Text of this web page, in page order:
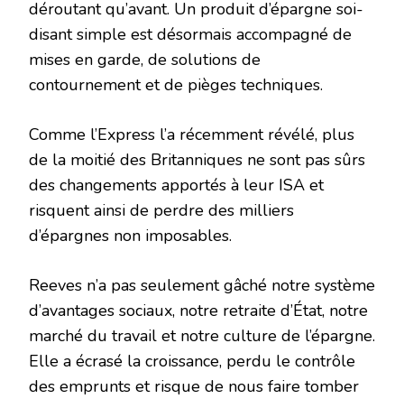
déroutant qu’avant. Un produit d’épargne soi-
disant simple est désormais accompagné de
mises en garde, de solutions de
contournement et de pièges techniques.
Comme l’Express l’a récemment révélé, plus
de la moitié des Britanniques ne sont pas sûrs
des changements apportés à leur ISA et
risquent ainsi de perdre des milliers
d’épargnes non imposables.
Reeves n’a pas seulement gâché notre système
d’avantages sociaux, notre retraite d’État, notre
marché du travail et notre culture de l’épargne.
Elle a écrasé la croissance, perdu le contrôle
des emprunts et risque de nous faire tomber